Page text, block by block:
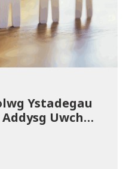
Ystadegau
Uwch